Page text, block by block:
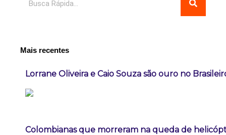
Mais recentes
Lorrane Oliveira e Caio Souza são ouro no
Colombianas que morreram na queda de